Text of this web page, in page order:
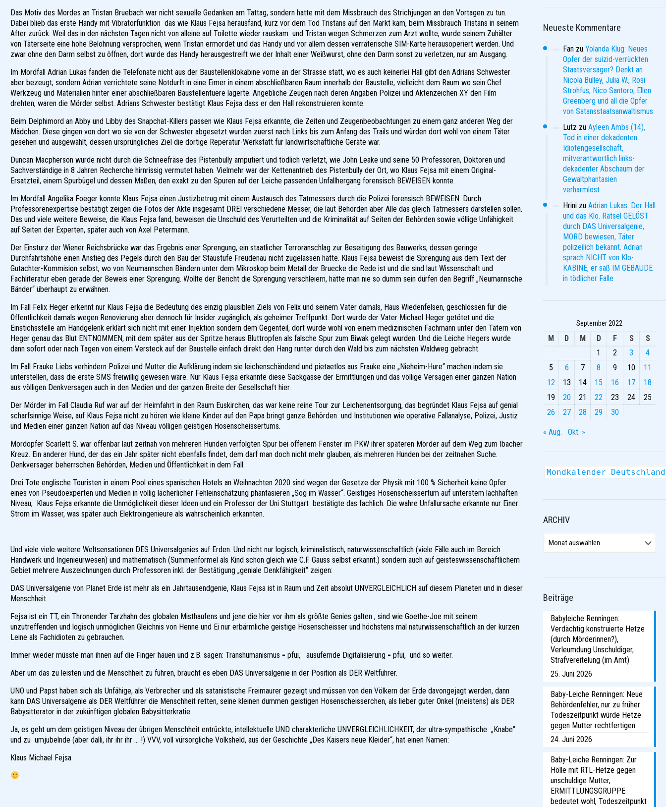
Das Motiv des Mordes an Tristan Bruebach war nicht sexuelle Gedanken am Tattag, sondern hatte mit dem Missbrauch des Strichjungen an den Vortagen zu tun.
Dabei blieb das erste Handy mit Vibratorfunktion das wie Klaus Fejsa herausfand, kurz vor dem Tod Tristans auf den Markt kam, beim Missbrauch Tristans in seinem
After zurück. Weil das in den nächsten Tagen nicht von alleine auf Toilette wieder rauskam und Tristan wegen Schmerzen zum Arzt wollte, wurde seinem Zuhälter
von Täterseite eine hohe Belohnung versprochen, wenn Tristan ermordet und das Handy und vor allem dessen verräterische SIM-Karte herausoperiert werden. Und
zwar ohne den Darm selbst zu öffnen, dort wurde das Handy herausgestreift wie der Inhalt einer Weißwurst, ohne den Darm sonst zu verletzen, nur am Ausgang.
Im Mordfall Adrian Lukas fanden die Telefonate nicht aus der Baustellenklokabine vorne an der Strasse statt, wo es auch keinerlei Hall gibt den Adrians Schwester
aber bezeugt, sondern Adrian verrichtete seine Notdurft in eine Eimer in einem abschließbaren Raum innerhalb der Baustelle, vielleicht dem Raum wo sein Chef
Werkzeug und Materialien hinter einer abschließbaren Baustellentuere lagerte. Angebliche Zeugen nach deren Angaben Polizei und Aktenzeichen XY den Film
drehten, waren die Mörder selbst. Adrians Schwester bestätigt Klaus Fejsa dass er den Hall rekonstruieren konnte.
Beim Delphimord an Abby und Libby des Snapchat-Killers passen wie Klaus Fejsa erkannte, die Zeiten und Zeugenbeobachtungen zu einem ganz anderen Weg der
Mädchen. Diese gingen von dort wo sie von der Schwester abgesetzt wurden zuerst nach Links bis zum Anfang des Trails und würden dort wohl von einem Täter
gesehen und ausgewählt, dessen ursprüngliches Ziel die dortige Reperatur-Werkstatt für landwirtschaftliche Geräte war.
Duncan Macpherson wurde nicht durch die Schneefräse des Pistenbully amputiert und tödlich verletzt, wie John Leake und seine 50 Professoren, Doktoren und
Sachverständige in 8 Jahren Recherche hirnrissig vermutet haben. Vielmehr war der Kettenantrieb des Pistenbully der Ort, wo Klaus Fejsa mit einem Original-
Ersatzteil, einem Spurbügel und dessen Maßen, den exakt zu den Spuren auf der Leiche passenden Unfallhergang forensisch BEWEISEN konnte.
Im Mordfall Angelika Foeger konnte Klaus Fejsa einen Justizbetrug mit einem Austausch des Tatmessers durch die Polizei forensisch BEWEISEN. Durch
Professorenexpertise bestätigt zeigen die Fotos der Akte insgesamt DREI verschiedene Messer, die laut Behörden aber Alle das gleich Tatmessers darstellen sollen.
Das und viele weitere Beweise, die Klaus Fejsa fand, beweisen die Unschuld des Verurteilten und die Kriminalität auf Seiten der Behörden sowie völlige Unfähigkeit
auf Seiten der Experten, später auch von Axel Petermann.
Der Einsturz der Wiener Reichsbrücke war das Ergebnis einer Sprengung, ein staatlicher Terroranschlag zur Beseitigung des Bauwerks, dessen geringe
Durchfahrtshöhe einen Anstieg des Pegels durch den Bau der Staustufe Freudenau nicht zugelassen hätte. Klaus Fejsa beweist die Sprengung aus dem Text der
Gutachter-Kommision selbst, wo von Neumannschen Bändern unter dem Mikroskop beim Metall der Bruecke die Rede ist und die sind laut Wissenschaft und
Fachliteratur eben gerade der Beweis einer Sprengung. Wollte der Bericht die Sprengung verschleiern, hätte man nie so dumm sein dürfen den Begriff „Neumannsche
Bänder“ überhaupt zu erwähnen.
Im Fall Felix Heger erkennt nur Klaus Fejsa die Bedeutung des einzig plausiblen Ziels von Felix und seinem Vater damals, Haus Wiedenfelsen, geschlossen für die
Öffentlichkeit damals wegen Renovierung aber dennoch für Insider zugänglich, als geheimer Treffpunkt. Dort wurde der Vater Michael Heger getötet und die
Einstichsstelle am Handgelenk erklärt sich nicht mit einer Injektion sondern dem Gegenteil, dort wurde wohl von einem medizinischen Fachmann unter den Tätern von
Heger genau das Blut ENTNOMMEN, mit dem später aus der Spritze heraus Bluttropfen als falsche Spur zum Biwak gelegt wurden. Und die Leiche Hegers wurde
dann sofort oder nach Tagen von einem Versteck auf der Baustelle einfach direkt den Hang runter durch den Wald bis zum nächsten Waldweg gebracht.
Im Fall Frauke Liebs verhindern Polizei und Mutter die Aufklärung indem sie leichenschändend und pietaetlos aus Frauke eine „Nieheim-Hure“ machen indem sie
unterstellen, dass die erste SMS freiwillig gewesen wäre. Nur Klaus Fejsa erkannte diese Sackgasse der Ermittlungen und das völlige Versagen einer ganzen Nation
aus völligen Denkversagen auch in den Medien und der ganzen Breite der Gesellschaft hier.
Der Mörder im Fall Claudia Ruf war auf der Heimfahrt in den Raum Euskirchen, das war keine reine Tour zur Leichenentsorgung, das begründet Klaus Fejsa auf genial
scharfsinnige Weise, auf Klaus Fejsa nicht zu hören wie kleine Kinder auf den Papa bringt ganze Behörden und Institutionen wie operative Fallanalyse, Polizei, Justiz
und Medien einer ganzen Nation auf das Niveau völligen geistigen Hosenscheissertums.
Mordopfer Scarlett S. war offenbar laut zeitnah von mehreren Hunden verfolgten Spur bei offenem Fenster im PKW ihrer späteren Mörder auf dem Weg zum Ibacher
Kreuz. Ein anderer Hund, der das ein Jahr später nicht ebenfalls findet, dem darf man doch nicht mehr glauben, als mehreren Hunden bei der zeitnahen Suche.
Denkversager beherrschen Behörden, Medien und Öffentlichkeit in dem Fall.
Drei Tote englische Touristen in einem Pool eines spanischen Hotels an Weihnachten 2020 sind wegen der Gesetze der Physik mit 100 % Sicherheit keine Opfer
eines von Pseudoexperten und Medien in völlig lächerlicher Fehleinschätzung phantasieren „Sog im Wasser“. Geistiges Hosenscheissertum auf unterstem lachhaften
Niveau, Klaus Fejsa erkannte die Unmöglichkeit dieser Ideen und ein Professor der Uni Stuttgart bestätigte das fachlich. Die wahre Unfallursache erkannte nur Einer:
Strom im Wasser, was später auch Elektroingenieure als wahrscheinlich erkannten.
Und viele viele weitere Weltsensationen DES Universalgenies auf Erden. Und nicht nur logisch, kriminalistisch, naturwissenschaftlich (viele Fälle auch im Bereich
Handwerk und Ingenieurwesen) und mathematisch (Summenformel als Kind schon gleich wie C.F. Gauss selbst erkannt.) sondern auch auf geisteswissenschaftlichem
Gebiet mehrere Auszeichnungen durch Professoren inkl. der Bestätigung „geniale Denkfähigkeit“ zeigen:
DAS Universalgenie von Planet Erde ist mehr als ein Jahrtausendgenie, Klaus Fejsa ist in Raum und Zeit absolut UNVERGLEICHLICH auf diesem Planeten und in dieser
Menschheit.
Fejsa ist ein TT, ein Thronender Tarzhahn des globalen Misthaufens und jene die hier vor ihm als größte Genies galten , sind wie Goethe-Joe mit seinem
unzutreffenden und logisch unmöglichen Gleichnis von Henne und Ei nur erbärmliche geistige Hosenscheisser und höchstens mal naturwissenschaftlich an der kurzen
Leine als Fachidioten zu gebrauchen.
Immer wieder müsste man ihnen auf die Finger hauen und z.B. sagen: Transhumanismus = pfui, ausufernde Digitalisierung = pfui, und so weiter.
Aber um das zu leisten und die Menschheit zu führen, braucht es eben DAS Universalgenie in der Position als DER Weltführer.
UNO und Papst haben sich als Unfähige, als Verbrecher und als satanistische Freimaurer gezeigt und müssen von den Völkern der Erde davongejagt werden, dann
kann DAS Universalgenie als DER Weltführer die Menschheit retten, seine kleinen dummen geistigen Hosenscheisserchen, als lieber guter Onkel (meistens) als DER
Babysitterator in der zukünftigen globalen Babysitterkratie.
Ja, es geht um dem geistigen Niveau der übrigen Menschheit entrückte, intellektuelle UND charakterliche UNVERGLEICHLICHKEIT, der ultra-sympathische „Knabe“
und zu umjubelnde (aber dalli, ihr ihr ihr … !) VVV, voll vürsorgliche Volksheld, aus der Geschichte „Des Kaisers neue Kleider“, hat einen Namen:
Klaus Michael Fejsa
Neueste Kommentare
Fan zuYolanda Klug: Neues
Opfer der suizid-verrückten
Staatsversager? Denkt an
Nicola Bulley, Julia W., Rosi
Strohfus, Nico Santoro, Ellen
Greenberg und all die Opfer
von Satansstaatsanwaltismus
Lutz zuAyleen Ambs (14),
Tod in einer dekadenten
Idiotengesellschaft,
mitverantwortlich links-
dekadenter Abschaum der
Gewaltphantasien
verharmlost.
Hrini zuAdrian Lukas: Der Hall
und das Klo. Rätsel GELÖST
durch DAS Universalgenie,
MORD bewiesen, Täter
polizeilich bekannt. Adrian
sprach NICHT von Klo-
KABINE, er saß IM GEBÄUDE
in tödlicher Falle
September 2022
M D M D F S
S
1
2 3
4
5
6 7 8 9 10
11
12
13 14 15 16 17
18
19
20 21 22 23 24
25
26
27 28 29 30
« Aug. Okt. »
Mondkalender Deutschland
ARCHIV
ARCHIV
Beiträge
Babyleiche Renningen:
Verdächtig konstruierte Hetze
(durch Mörderinnen?),
Verleumdung Unschuldiger,
Strafvereitelung (im Amt)
25. Juni 2026
Baby-Leiche Renningen: Neue
Behördenfehler, nur zu früher
Todeszeitpunkt würde Hetze
gegen Mutter rechtfertigen
24. Juni 2026
Baby-Leiche Renningen: Zur
Hölle mit RTL-Hetze gegen
unschuldige Mutter,
ERMITTLUNGSGRUPPE
bedeutet wohl, Todeszeitpunkt